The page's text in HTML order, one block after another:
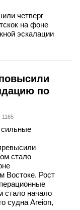
четверг
на фоне
эскалации
по
1165
сильные
стало
Востоке. Рост
стало начало
судна Areion,